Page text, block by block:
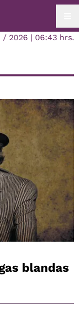
2026 | 06:43 hrs.
blandas